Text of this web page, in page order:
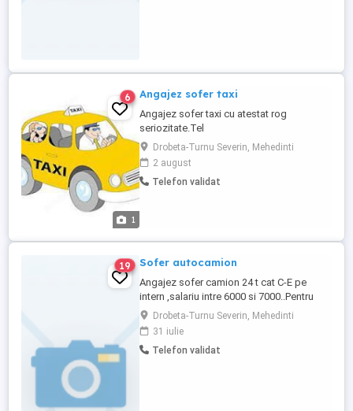
1
6 Angajez sofer taxi
Angajez sofer taxi cu atestat rog
seriozitate.Tel
Drobeta-Turnu Severin, Mehedinti
2 august
Telefon validat
19 Sofer autocamion
Angajez sofer camion 24 t cat C-E pe
intern ,salariu intre 6000 si 7000..Pentru
mai multe detalii sunati la telefon.
Drobeta-Turnu Severin, Mehedinti
31 iulie
Telefon validat